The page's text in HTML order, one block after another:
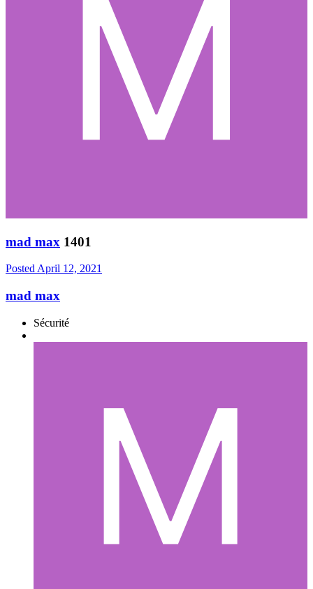
mad max 1401
Posted April 12, 2021
mad max
Sécurité